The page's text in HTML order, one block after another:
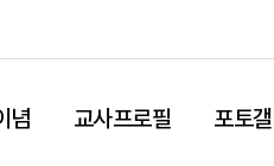
념 교사프로필 포토